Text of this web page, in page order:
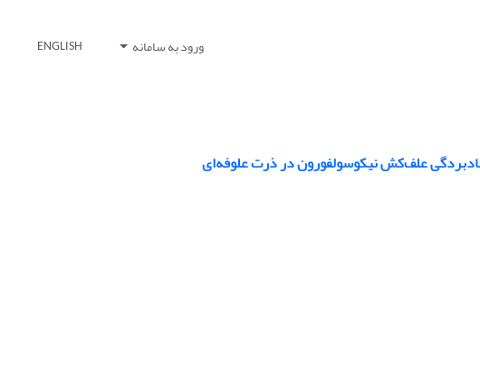
ورود به سامانه ENGLISH